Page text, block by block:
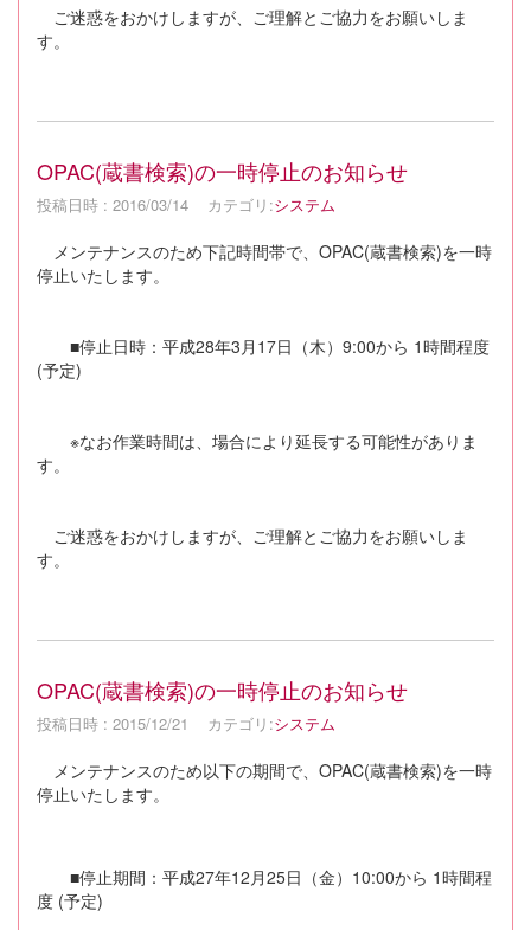
ご迷惑をおかけしますが、ご理解とご協力をお願いしま
す。
OPAC(蔵書検索)の一時停止のお知らせ
投稿日時 : 2016/03/14 カテゴリ:システム
メンテナンスのため下記時間帯で、OPAC(蔵書検索)を一時
停止いたします。
■停止日時：平成28年3月17日（木）9:00から 1時間程度
(予定)
※なお作業時間は、場合により延長する可能性がありま
す。
ご迷惑をおかけしますが、ご理解とご協力をお願いしま
す。
OPAC(蔵書検索)の一時停止のお知らせ
投稿日時 : 2015/12/21 カテゴリ:システム
メンテナンスのため以下の期間で、OPAC(蔵書検索)を一時
停止いたします。
■停止期間：平成27年12月25日（金）10:00から 1時間程
度 (予定)